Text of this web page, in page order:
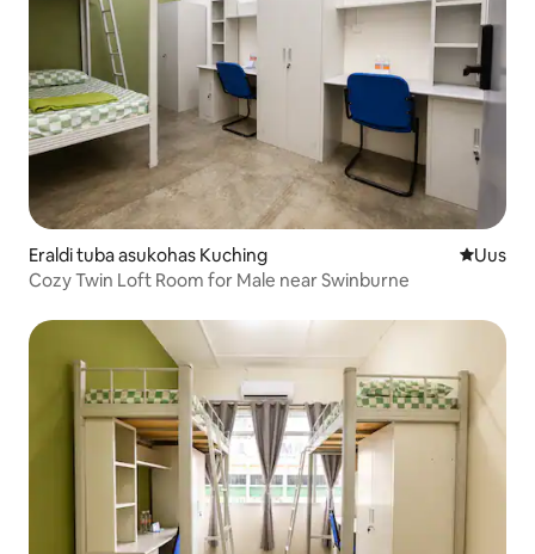
Eraldi tuba asukohas Kuching Uus
Uus
Cozy Twin Loft Room for Male near Swinburne